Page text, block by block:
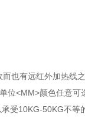
也有远红外加热线
位<MM>颜色任意
受10KG-50KG不等